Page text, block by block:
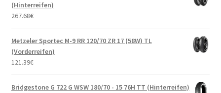
(Hinterreifen)
267.68€
Metzeler Sportec M-9 RR 120/70 ZR 17 (58W) TL
(Vorderreifen)
121.39€
Bridgestone G 722 G WSW 180/70 - 15 76H TT (Hinterreifen)